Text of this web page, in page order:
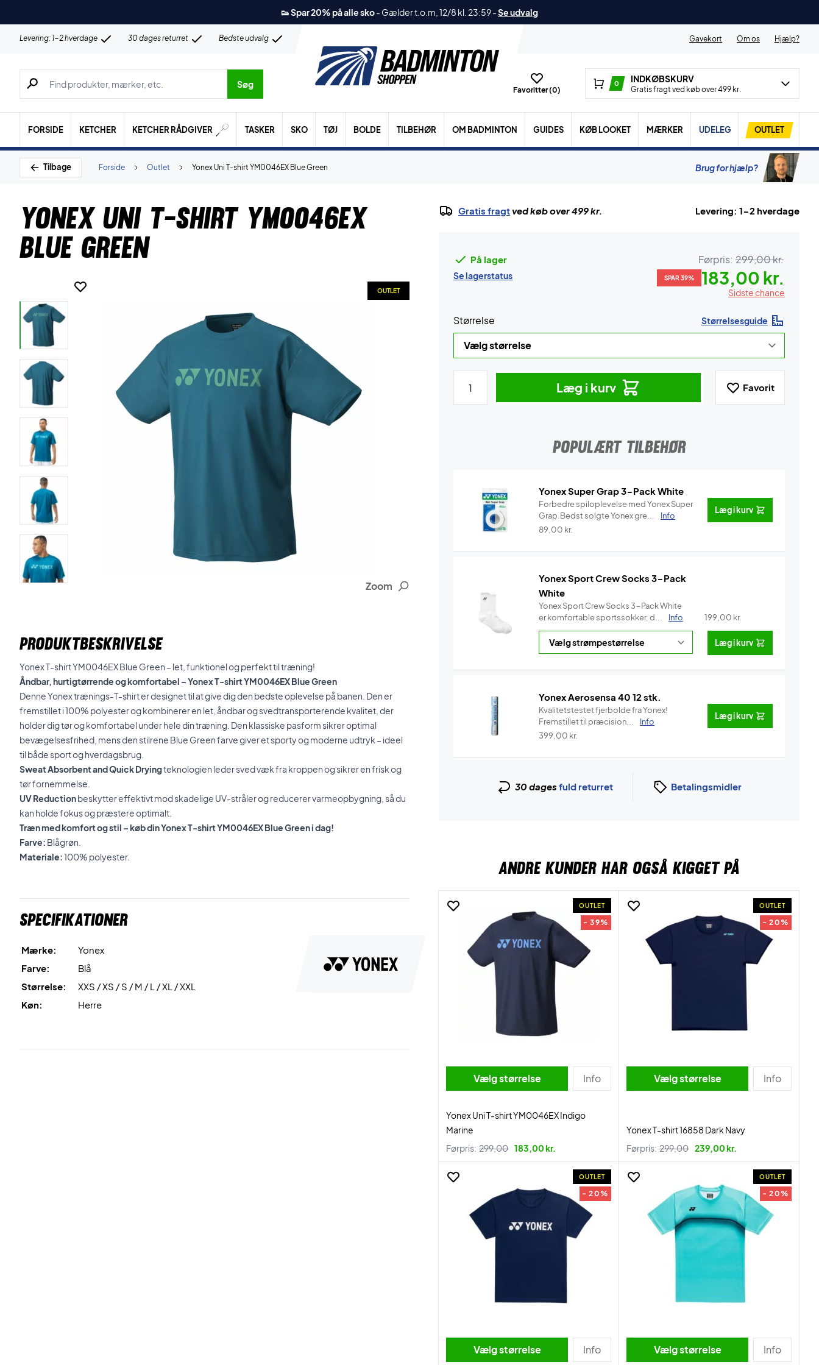
👟 Spar 20% på alle sko- Gælder t.o.m, 12/8 kl. 23:59-Se udvalg
Levering: 1-2 hverdage 30 dages returret Bedste udvalg Gavekort Om os Hjælp?
Søg efter produkter, mærker etc.
Søg
Favoritter (0)
0 INDKØBSKURV
Gratis fragt ved køb over 499 kr.
FORSIDE KETCHER KETCHER RÅDGIVER TASKER SKO TØJ BOLDE TILBEHØR OM BADMINTON GUIDES KØB LOOKET MÆRKER UDELEG OUTLET
Tilbage Yonex Uni T-shirt YM0046EX Blue Green
Outlet
Forside Brug for hjælp?
Yonex Uni T-shirt YM0046EX
Blue Green
Zoom
OUTLET
PRODUKTBESKRIVELSE
Yonex T-shirt YM0046EX Blue Green – let, funktionel og perfekt til træning!
Åndbar, hurtigtørrende og komfortabel – Yonex T-shirt YM0046EX Blue Green
Denne Yonex trænings-T-shirt er designet til at give dig den bedste oplevelse på banen. Den er
fremstillet i 100% polyester og kombinerer en let, åndbar og svedtransporterende kvalitet, der
holder dig tør og komfortabel under hele din træning. Den klassiske pasform sikrer optimal
bevægelsesfrihed, mens den stilrene Blue Green farve giver et sporty og moderne udtryk – ideel
til både sport og hverdagsbrug.
Sweat Absorbent and Quick Dryingteknologien leder sved væk fra kroppen og sikrer en frisk og
tør fornemmelse.
UV Reductionbeskytter effektivt mod skadelige UV-stråler og reducerer varmeopbygning, så du
kan holde fokus og præstere optimalt.
Træn med komfort og stil – køb din Yonex T-shirt YM0046EX Blue Green i dag!
Farve: Blågrøn.
Materiale:100% polyester.
Specifikationer
Mærke:
Yonex
Farve:
Blå
Størrelse:
XXS / XS / S / M / L / XL / XXL
Køn:
Herre
Gratis fragtved køb over 499 kr. Levering: 1-2 hverdage
På lager
Se lagerstatus
Førpris: 299,00 kr.
SPAR 39% 183,00 kr.
Sidste chance
Størrelse Størrelsesguide
Læg i kurv Favorit
POPULÆRT TILBEHØR
Yonex Super Grap 3-Pack White
Forbedre spiloplevelse med Yonex Super
Grap.Bedst solgte Yonex gre...
Info
89,00 kr.
Læg i kurv
Yonex Sport Crew Socks 3-Pack
White
Yonex Sport Crew Socks 3-Pack White
er komfortable sportssokker, d...
Info 199,00 kr.
Læg i kurv
Yonex Aerosensa 40 12 stk.
Kvalitetstestet fjerbolde fra Yonex!
Fremstillet til præcision...
Info
399,00 kr.
Læg i kurv
30 dages fuld returret Betalingsmidler
ANDRE KUNDER HAR OGSÅ KIGGET PÅ
OUTLET
- 39%
Vælg størrelse Info
Yonex Uni T-shirt YM0046EX Indigo
Marine
Førpris: 299,00 183,00 kr.
OUTLET
- 20%
Vælg størrelse Info
Yonex T-shirt 16858 Dark Navy
Førpris: 299,00 239,00 kr.
OUTLET
- 20%
Vælg størrelse Info
OUTLET
- 20%
Vælg størrelse Info